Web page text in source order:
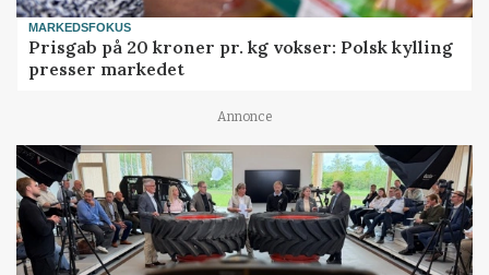
MARKEDSFOKUS
Prisgab på 20 kroner pr. kg vokser: Polsk kylling
presser markedet
Annonce